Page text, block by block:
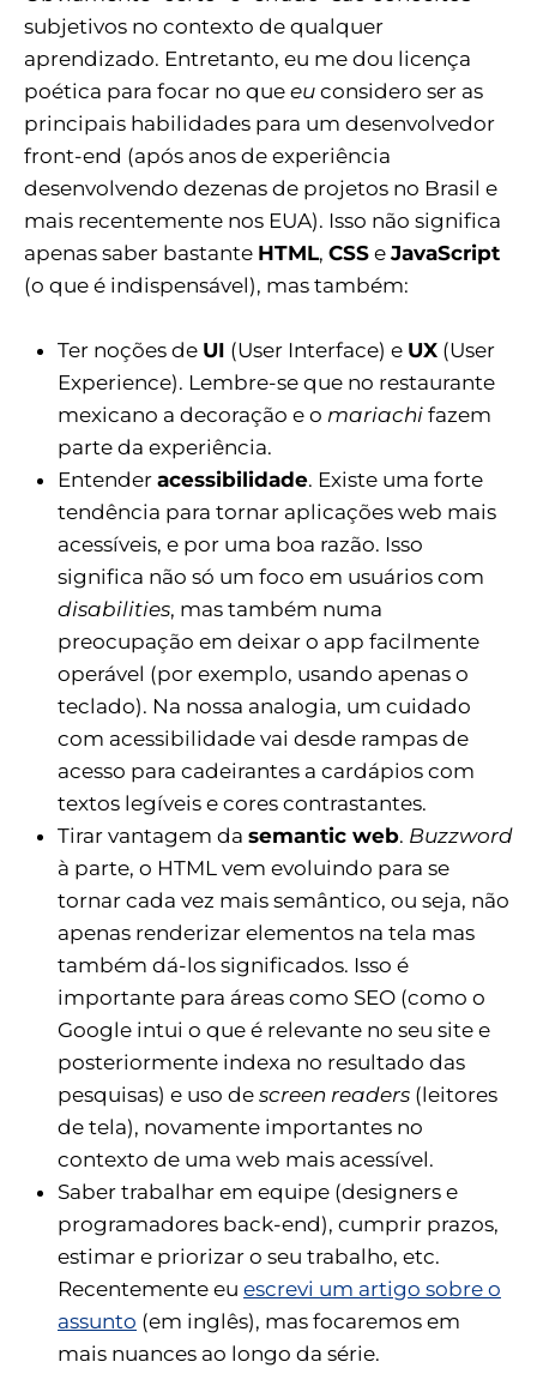
subjetivos no contexto de qualquer
aprendizado. Entretanto, eu me dou licença
poética para focar no que eu considero ser as
principais habilidades para um desenvolvedor
front-end (após anos de experiência
desenvolvendo dezenas de projetos no Brasil e
mais recentemente nos EUA). Isso não significa
apenas saber bastante HTML, CSS e JavaScript
(o que é indispensável), mas também:
Ter noções de UI (User Interface) e UX (User
Experience). Lembre-se que no restaurante
mexicano a decoração e o mariachi fazem
parte da experiência.
Entender acessibilidade. Existe uma forte
tendência para tornar aplicações web mais
acessíveis, e por uma boa razão. Isso
significa não só um foco em usuários com
disabilities, mas também numa
preocupação em deixar o app facilmente
operável (por exemplo, usando apenas o
teclado). Na nossa analogia, um cuidado
com acessibilidade vai desde rampas de
acesso para cadeirantes a cardápios com
textos legíveis e cores contrastantes.
Tirar vantagem da semantic web. Buzzword
à parte, o HTML vem evoluindo para se
tornar cada vez mais semântico, ou seja, não
apenas renderizar elementos na tela mas
também dá-los significados. Isso é
importante para áreas como SEO (como o
Google intui o que é relevante no seu site e
posteriormente indexa no resultado das
pesquisas) e uso de screen readers (leitores
de tela), novamente importantes no
contexto de uma web mais acessível.
Saber trabalhar em equipe (designers e
programadores back-end), cumprir prazos,
estimar e priorizar o seu trabalho, etc.
Recentemente eu escrevi um artigo sobre o
assunto (em inglês), mas focaremos em
mais nuances ao longo da série.